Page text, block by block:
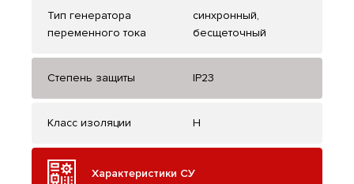
Тип генератора
переменного тока
синхронный,
бесщеточный
Степень защиты IP23
Класс изоляции H
Характеристики СУ